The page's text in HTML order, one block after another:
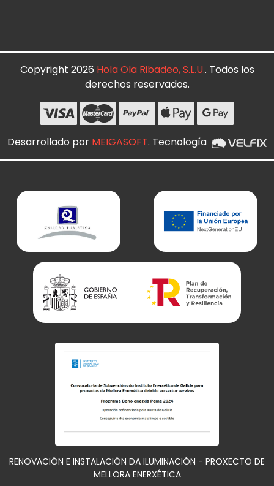
Copyright 2026 Hola Ola Ribadeo, S.L.U.. Todos los
derechos reservados.
Desarrollado por MEIGASOFT. Tecnología
RENOVACIÓN E INSTALACIÓN DA ILUMINACIÓN - PROXECTO DE
MELLORA ENERXÉTICA